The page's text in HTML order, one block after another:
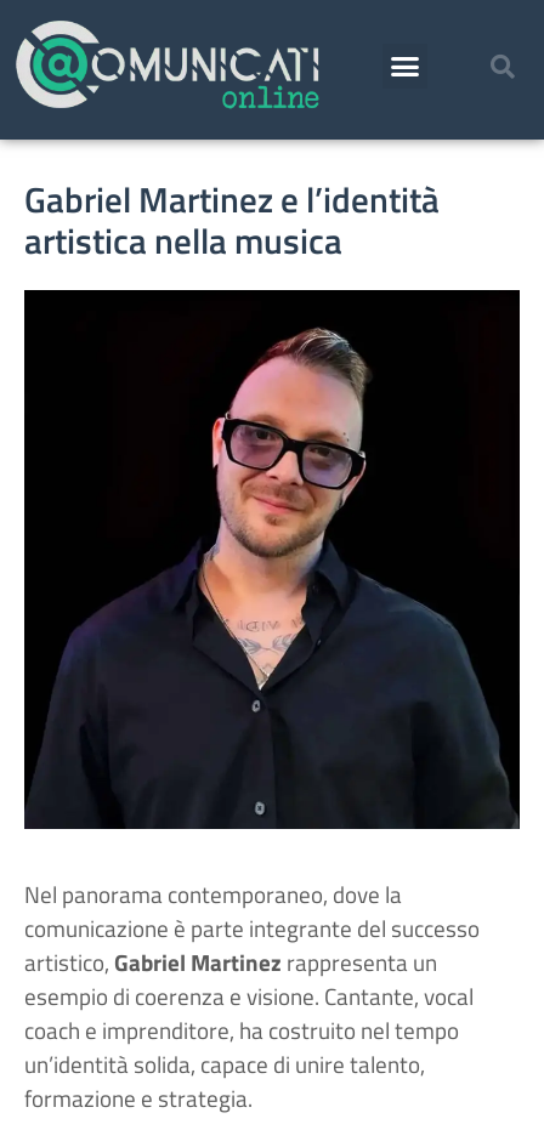
Gabriel Martinez e l’identità
artistica nella musica
Nel panorama contemporaneo, dove la
comunicazione è parte integrante del successo
artistico, Gabriel Martinez rappresenta un
esempio di coerenza e visione. Cantante, vocal
coach e imprenditore, ha costruito nel tempo
un’identità solida, capace di unire talento,
formazione e strategia.